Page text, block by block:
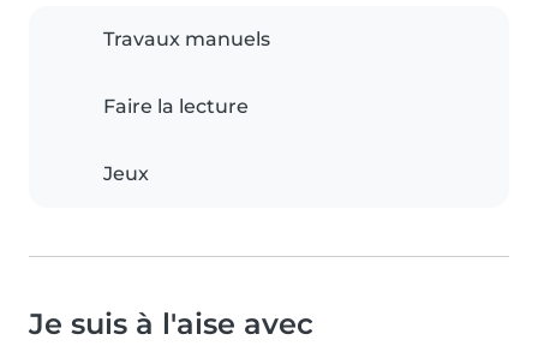
Travaux manuels
Faire la lecture
Jeux
Je suis à l'aise avec